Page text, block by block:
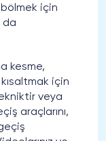
bölmek için
da
kesme,
için
veya
araçlarını,